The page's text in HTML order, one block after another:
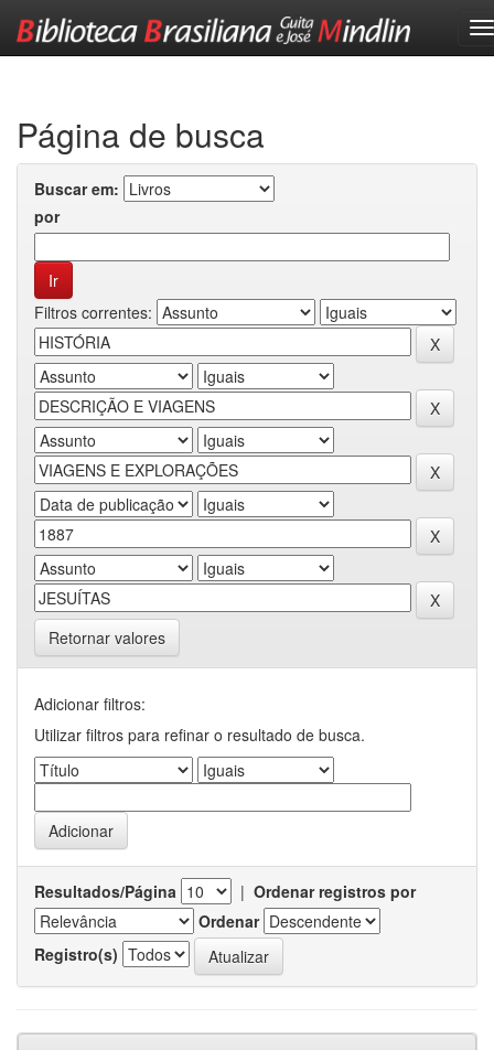
Página de busca
Buscar em:
por
Filtros correntes:
Retornar valores
Adicionar filtros:
Utilizar filtros para refinar o resultado de busca.
Resultados/Página | Ordenar registros por
Ordenar
Registro(s)